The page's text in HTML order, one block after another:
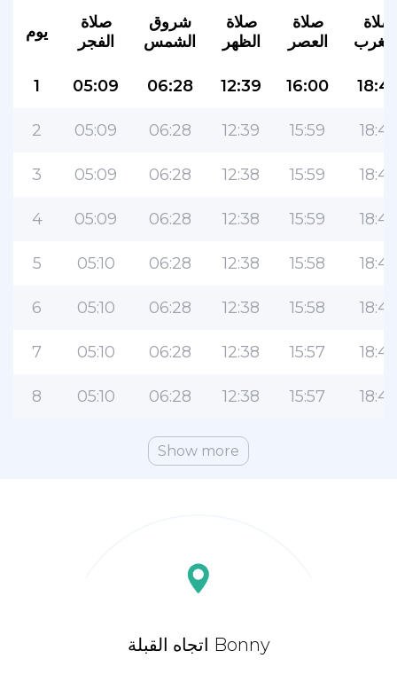
يوم
صلاة
الفجر
شروق
الشمس
صلاة
الظهر
صلاة
العصر
صلاة
1 05:09 06:28 12:39 16:00
2 05:09 06:28 12:39 15:59 18:47
3 05:09 06:28 12:38 15:59 18:46
4 05:09 06:28 12:38 15:59 18:46
5 05:10 06:28 12:38 15:58 18:46
6 05:10 06:28 12:38 15:58 18:46
7 05:10 06:28 12:38 15:57 18:46
8 05:10 06:28 12:38 15:57 18:45
Show more
اتجاه القبلة Bonny